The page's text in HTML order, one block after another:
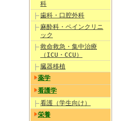
科
歯科・口腔外科
麻酔科・ペインクリニ
ック
救命救急・集中治療
（ICU・CCU）
臓器移植
薬学
看護学
看護（学生向け）
栄養